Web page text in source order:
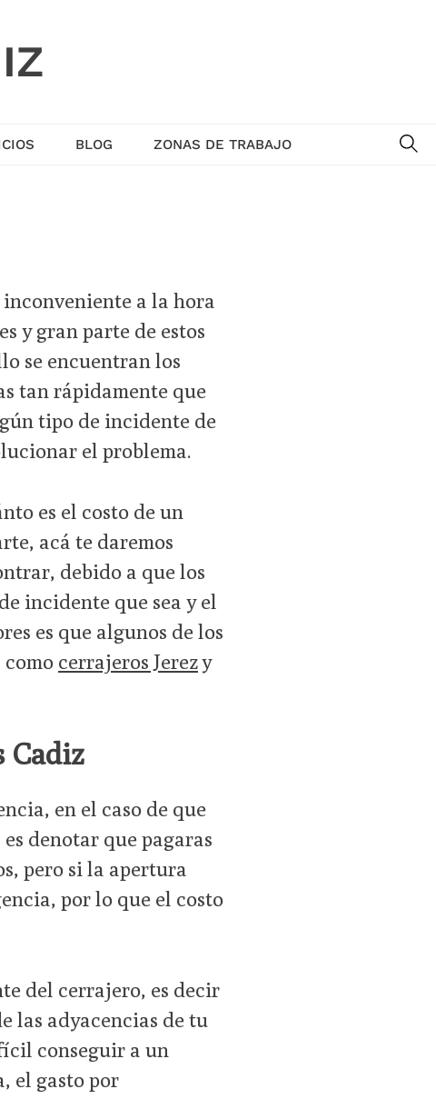
BLOG ZONAS DE TRABAJO
a la hora
y gran parte de estos
se encuentran los
tan rápidamente que
tipo de incidente de
el problema.
es el costo de un
acá te daremos
debido a que los
incidente que sea y el
es que algunos de los
cerrajeros Jerezy
Cadiz
en el caso de que
denotar que pagaras
pero si la apertura
por lo que el costo
del cerrajero, es decir
las adyacencias de tu
conseguir a un
el gasto por